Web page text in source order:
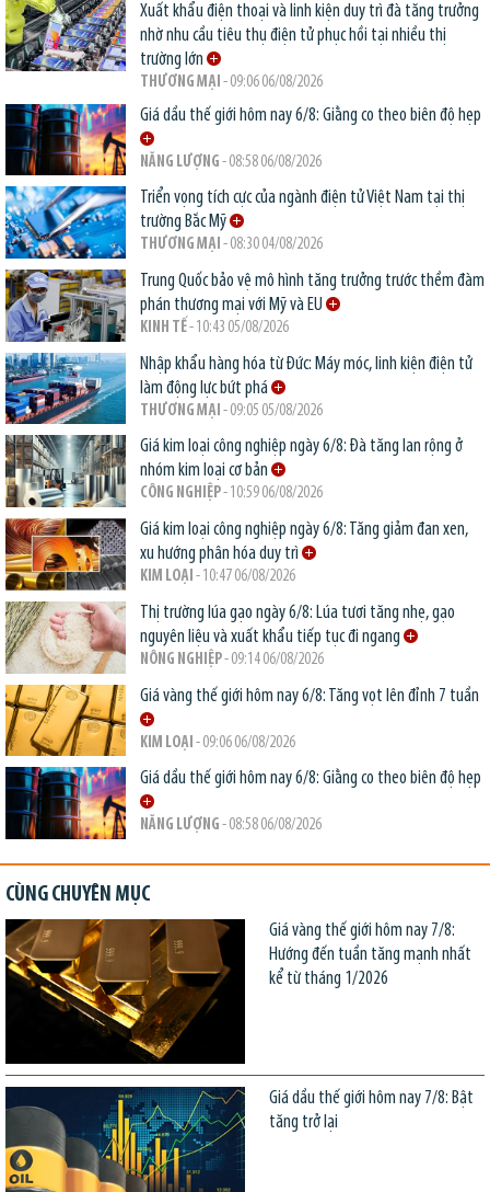
Xuất khẩu điện thoại và linh kiện duy trì đà tăng trưởng
nhờ nhu cầu tiêu thụ điện tử phục hồi tại nhiều thị
trường lớn
THƯƠNG MẠI - 09:06 06/08/2026
Giá dầu thế giới hôm nay 6/8: Giằng co theo biên độ hẹp
NĂNG LƯỢNG - 08:58 06/08/2026
Triển vọng tích cực của ngành điện tử Việt Nam tại thị
trường Bắc Mỹ
THƯƠNG MẠI - 08:30 04/08/2026
Trung Quốc bảo vệ mô hình tăng trưởng trước thềm đàm
phán thương mại với Mỹ và EU
KINH TẾ- 10:43 05/08/2026
Nhập khẩu hàng hóa từ Đức: Máy móc, linh kiện điện tử
làm động lực bứt phá
THƯƠNG MẠI - 09:05 05/08/2026
Giá kim loại công nghiệp ngày 6/8: Đà tăng lan rộng ở
nhóm kim loại cơ bản
CÔNG NGHIỆP- 10:59 06/08/2026
Giá kim loại công nghiệp ngày 6/8: Tăng giảm đan xen,
xu hướng phân hóa duy trì
KIM LOẠI - 10:47 06/08/2026
Thị trường lúa gạo ngày 6/8: Lúa tươi tăng nhẹ, gạo
nguyên liệu và xuất khẩu tiếp tục đi ngang
NÔNG NGHIỆP- 09:14 06/08/2026
Giá vàng thế giới hôm nay 6/8: Tăng vọt lên đỉnh 7 tuần
KIM LOẠI - 09:06 06/08/2026
Giá dầu thế giới hôm nay 6/8: Giằng co theo biên độ hẹp
NĂNG LƯỢNG - 08:58 06/08/2026
CÙNG CHUYÊN MỤC
Giá vàng thế giới hôm nay 7/8:
Hướng đến tuần tăng mạnh nhất
kể từ tháng 1/2026
Giá dầu thế giới hôm nay 7/8: Bật
tăng trở lại